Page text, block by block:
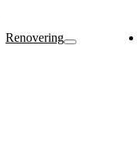
RenoveringKöksrenovering
Plattsättare
Balkongrenovering
Trapprenovering
Fasadrenovering
Fönsterrenovering
Badrumsrenovering